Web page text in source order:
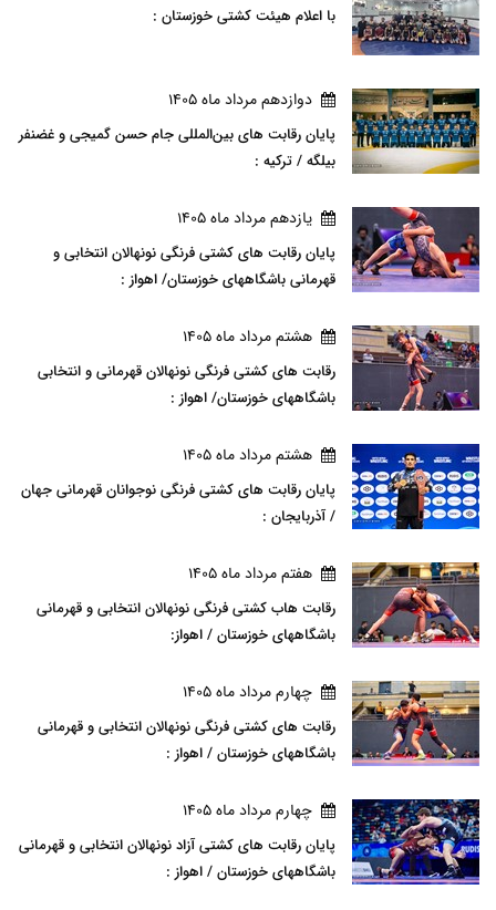
با اعلام هیئت کشتی خوزستان :
دوازدهم مرداد ماه 1405
پایان رقابت های بین‌المللی جام حسن گمیجی و غضنفر
بیلگه / ترکیه :
يازدهم مرداد ماه 1405
پایان رقابت های کشتی فرنگی نونهالان انتخابی و
قهرمانی باشگاههای خوزستان/ اهواز :
هشتم مرداد ماه 1405
رقابت های کشتی فرنگی نونهالان قهرمانی و انتخابی
باشگاههای خوزستان/ اهواز :
هشتم مرداد ماه 1405
پایان رقابت های کشتی فرنگی نوجوانان قهرمانی جهان
/ آذربایجان :
هفتم مرداد ماه 1405
رقابت هاب کشتی فرنگی نونهالان انتخابی و قهرمانی
باشگاههای خوزستان / اهواز:
چهارم مرداد ماه 1405
رقابت های کشتی فرنگی نونهالان انتخابی و قهرمانی
باشگاههای خوزستان / اهواز :
چهارم مرداد ماه 1405
پایان رقابت های کشتی آزاد نونهالان انتخابی و قهرمانی
باشگاههای خوزستان / اهواز :